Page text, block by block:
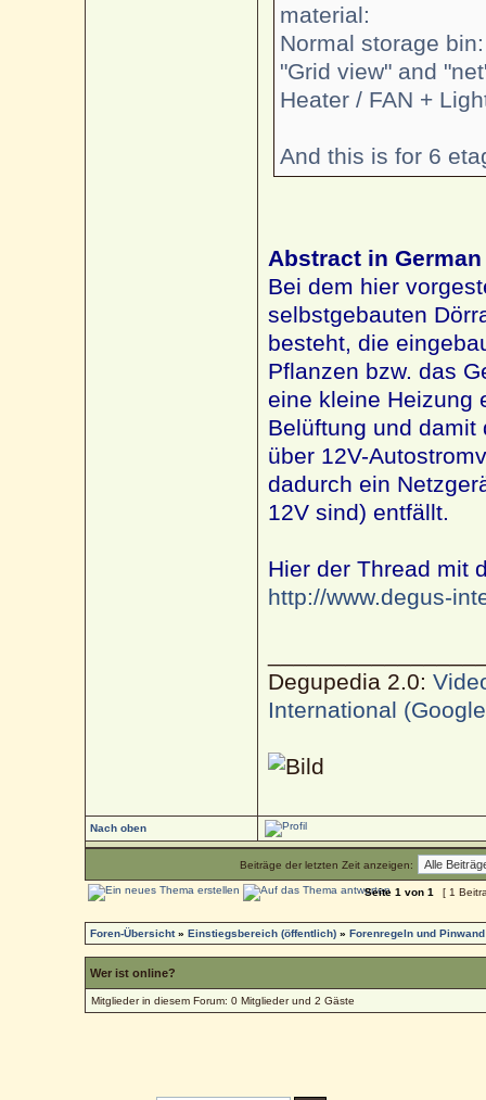
material:
Normal storage
"Grid view" and
Heater / FAN +
And this is for 6
Abstract in
Bei dem hier
selbstgebauten
besteht, die
Pflanzen bzw. das
eine kleine Heizung
Belüftung und damit
über 12V-
dadurch ein
12V sind) entfällt.
Hier der Thread mit
http://www.degus-
Degupedia 2.0:
International
Nach oben
Beiträge der letzten Zeit anzeigen:
Seite1 von1 [ 1
Foren-Übersicht»Einstiegsbereich (öffentlich) »Forenregeln und Pinwand
Wer ist online?
Mitglieder in diesem Forum: 0 Mitglieder und 2 Gäste